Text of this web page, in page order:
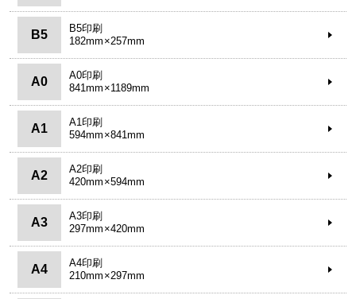
B5
B5印刷
182mm×257mm
A0
A0印刷
841mm×1189mm
A1
A1印刷
594mm×841mm
A2
A2印刷
420mm×594mm
A3
A3印刷
297mm×420mm
A4
A4印刷
210mm×297mm